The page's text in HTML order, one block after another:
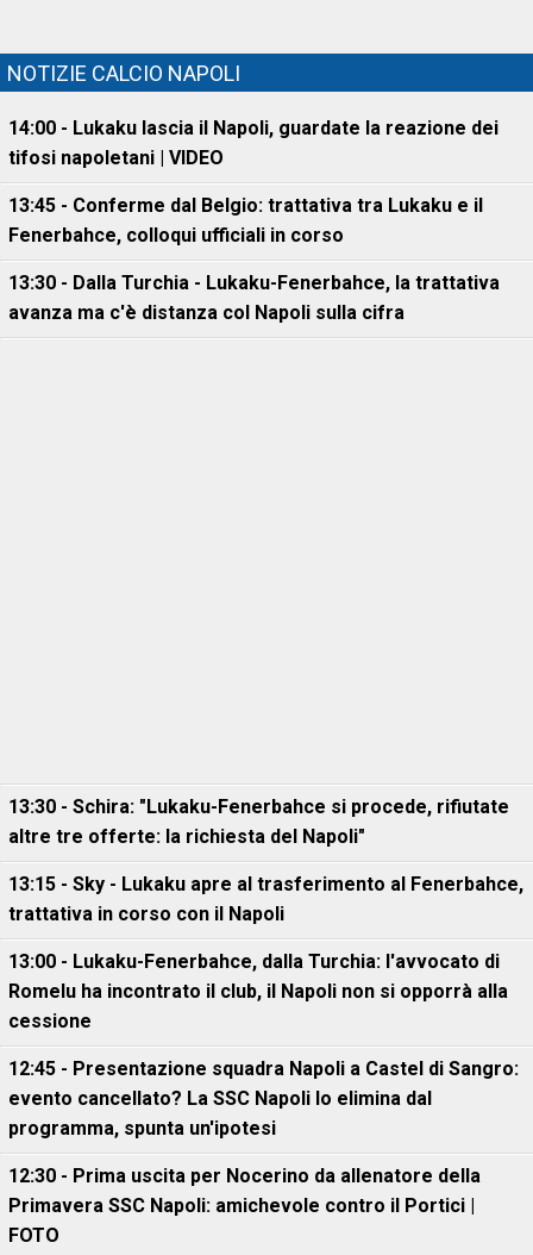
NOTIZIE CALCIO NAPOLI
14:00 - Lukaku lascia il Napoli, guardate la reazione dei
tifosi napoletani | VIDEO
13:45 - Conferme dal Belgio: trattativa tra Lukaku e il
Fenerbahce, colloqui ufficiali in corso
13:30 - Dalla Turchia - Lukaku-Fenerbahce, la trattativa
avanza ma c'è distanza col Napoli sulla cifra
13:30 - Schira: "Lukaku-Fenerbahce si procede, rifiutate
altre tre offerte: la richiesta del Napoli"
13:15 - Sky - Lukaku apre al trasferimento al Fenerbahce,
trattativa in corso con il Napoli
13:00 - Lukaku-Fenerbahce, dalla Turchia: l'avvocato di
Romelu ha incontrato il club, il Napoli non si opporrà alla
cessione
12:45 - Presentazione squadra Napoli a Castel di Sangro:
evento cancellato? La SSC Napoli lo elimina dal
programma, spunta un'ipotesi
12:30 - Prima uscita per Nocerino da allenatore della
Primavera SSC Napoli: amichevole contro il Portici |
FOTO